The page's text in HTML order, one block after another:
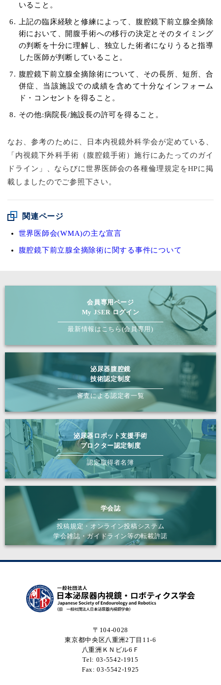
いること。
上記の臨床経験と修練によって、腹腔鏡下前立腺全摘除
術において、開腹手術への移行の決定とそのタイミング
の判断を十分に理解し、独立した術者になりうると指導
した医師が判断していること。
腹腔鏡下前立腺全摘除術について、その長所、短所、合
併症、当該施設での成績を含めて十分なインフォーム
ド・コンセントを得ること。
その他:病院長/施設長の許可を得ること。
なお、参考のために、日本内視鏡外科学会が定めている、
「内視鏡下外科手術（腹腔鏡手術）施行にあたってのガイ
ドライン」、ならびに世界医師会の各種倫理規定をHPに掲
載しましたのでご参照下さい。
関連ページ
世界医師会(WMA)の主な宣言
腹腔鏡下前立腺全摘除術に関する事件について
会員専用ページ
My JSER ログイン
最新情報はこちら(会員専用)
泌尿器腹腔鏡
技術認定制度
審査による認定者一覧
泌尿器ロボット支援手術
プロクター認定制度
認定取得者名簿
学会誌
投稿規定・オンライン投稿システム
学会雑誌・ガイドライン等の転載許諾
〒104-0028
東京都中央区八重洲2丁目11-6
八重洲ＫＮビル6Ｆ
Tel: 03-5542-1915
Fax: 03-5542-1925